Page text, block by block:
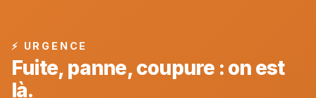
⚡ URGENCE
Fuite, panne, coupure : on est
là.